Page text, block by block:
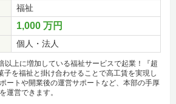
福祉
1,000 万円
個人・法人
以上に増加している福祉サービスで起業！『超
子を福祉と掛け合わせることで高工賃を実現し
ートや開業後の運営サポートなど、本部の手厚
運営できます。